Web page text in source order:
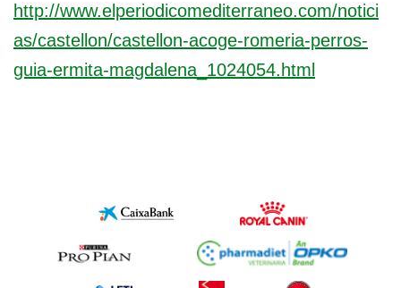
http://www.elperiodicomediterraneo.com/notici
as/castellon/castellon-acoge-romeria-perros-
guia-ermita-magdalena_1024054.html